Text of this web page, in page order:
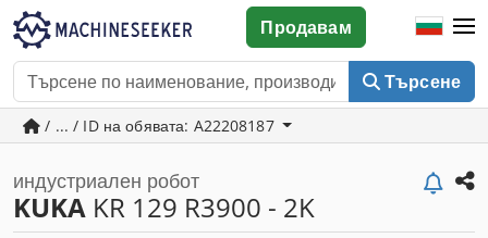
Търсене
Продавам
/ ... / ID на обявата: A22208187
индустриален робот
KUKA KR 129 R3900 - 2K